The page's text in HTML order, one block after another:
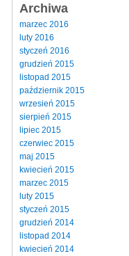
Archiwa
marzec 2016
luty 2016
styczeń 2016
grudzień 2015
listopad 2015
październik 2015
wrzesień 2015
sierpień 2015
lipiec 2015
czerwiec 2015
maj 2015
kwiecień 2015
marzec 2015
luty 2015
styczeń 2015
grudzień 2014
listopad 2014
kwiecień 2014